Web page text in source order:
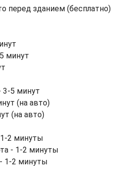
перед зданием (бесплатно)
минут
3-5 минут
(на авто)
(на авто)
2 минуты
- 1-2 минуты
1-2 минуты